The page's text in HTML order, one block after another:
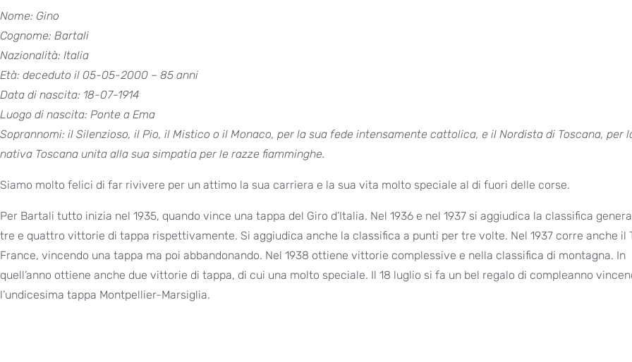
Nome: Gino
Cognome: Bartali
Nazionalità: Italia
Età: deceduto il 05-05-2000 – 85 anni
Data di nascita: 18-07-1914
Luogo di nascita: Ponte a Ema
Soprannomi: il Silenzioso, il Pio, il Mistico o il Monaco, per la sua fede intensamente cattolica, e il Nordista di Toscana, per
nativa Toscana unita alla sua simpatia per le razze fiamminghe.
Siamo molto felici di far rivivere per un attimo la sua carriera e la sua vita molto speciale al di fuori delle corse.
Per Bartali tutto inizia nel 1935, quando vince una tappa del Giro d’Italia. Nel 1936 e nel 1937 si aggiudica la classifica
tre e quattro vittorie di tappa rispettivamente. Si aggiudica anche la classifica a punti per tre volte. Nel 1937 corre anche il
France, vincendo una tappa ma poi abbandonando. Nel 1938 ottiene vittorie complessive e nella classifica di montagna. In
quell’anno ottiene anche due vittorie di tappa, di cui una molto speciale. Il 18 luglio si fa un bel regalo di compleanno
l’undicesima tappa Montpellier-Marsiglia.